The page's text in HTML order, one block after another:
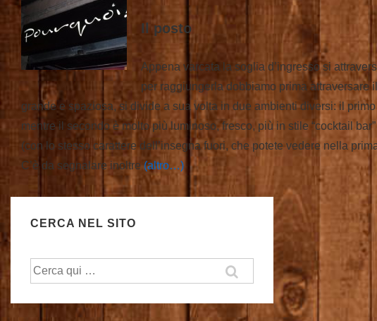
Il posto
Appena varcata la soglia d’ingresso si
per raggiungerla dobbiamo prima attraversare
grande e spaziosa, si divide a sua volta in due ambienti diversi: il
mentre il secondo è molto più luminoso, fresco, più in stile “cocktail
(con lo stesso carattere dell’insegna fuori, che potete vedere nella
C’è da segnalare inoltre(altro…)
CERCA NEL SITO
Cerca: